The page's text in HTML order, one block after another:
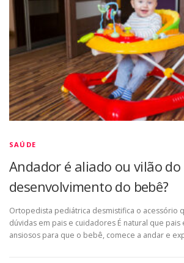
SAÚDE
Andador é aliado ou vilão do
desenvolvimento do bebê?
Ortopedista pediátrica desmistifica o acessório
dúvidas em pais e cuidadores É natural que
ansiosos para que o bebê, comece a andar e